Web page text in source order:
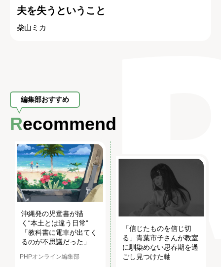
夫を失うということ
柴山ミカ
編集部おすすめ
Recommend
沖縄発の児童書が描
く“本土とは違う日常”
「教科書に電車が出てく
るのが不思議だった」
PHPオンライン編集部
「信じたものを信じ切
る」青葉市子さんが教室
に馴染めない思春期を過
ごし見つけた軸